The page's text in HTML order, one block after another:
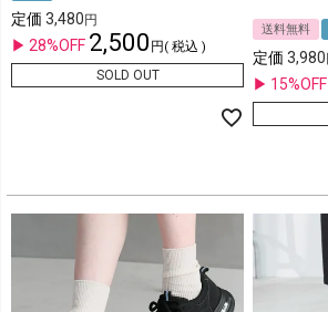
定価 3,480
28%OFF 2,500
税込
SOLD OUT
送料無料
定価 3,980
15%OFF